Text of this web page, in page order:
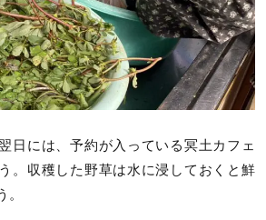
日には、予約が入っている冥土カフェ
。収穫した野草は水に浸しておくと鮮
。